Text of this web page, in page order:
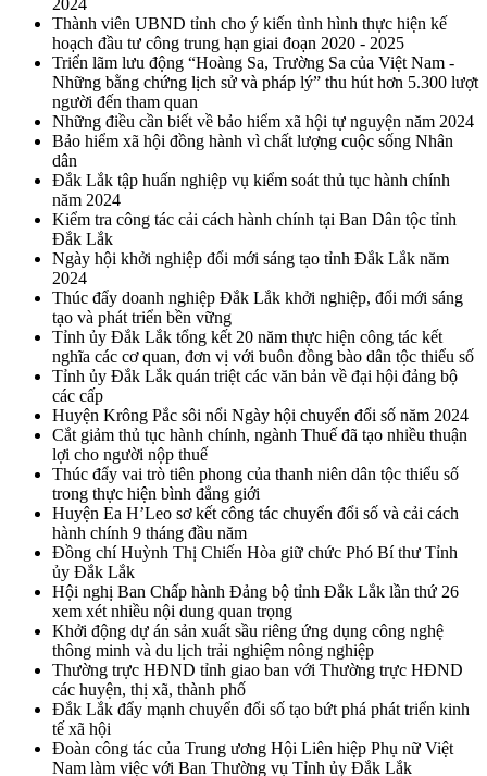
2024
Thành viên UBND tỉnh cho ý kiến tình hình thực hiện kế
hoạch đầu tư công trung hạn giai đoạn 2020 - 2025
Triển lãm lưu động “Hoàng Sa, Trường Sa của Việt Nam -
Những bằng chứng lịch sử và pháp lý” thu hút hơn 5.300 lượt
người đến tham quan
Những điều cần biết về bảo hiểm xã hội tự nguyện năm 2024
Bảo hiểm xã hội đồng hành vì chất lượng cuộc sống Nhân
dân
Đắk Lắk tập huấn nghiệp vụ kiểm soát thủ tục hành chính
năm 2024
Kiểm tra công tác cải cách hành chính tại Ban Dân tộc tỉnh
Đắk Lắk
Ngày hội khởi nghiệp đổi mới sáng tạo tỉnh Đắk Lắk năm
2024
Thúc đẩy doanh nghiệp Đắk Lắk khởi nghiệp, đổi mới sáng
tạo và phát triển bền vững
Tỉnh ủy Đắk Lắk tổng kết 20 năm thực hiện công tác kết
nghĩa các cơ quan, đơn vị với buôn đồng bào dân tộc thiểu số
Tỉnh ủy Đắk Lắk quán triệt các văn bản về đại hội đảng bộ
các cấp
Huyện Krông Pắc sôi nổi Ngày hội chuyển đổi số năm 2024
Cắt giảm thủ tục hành chính, ngành Thuế đã tạo nhiều thuận
lợi cho người nộp thuế
Thúc đẩy vai trò tiên phong của thanh niên dân tộc thiểu số
trong thực hiện bình đẳng giới
Huyện Ea H’Leo sơ kết công tác chuyển đổi số và cải cách
hành chính 9 tháng đầu năm
Đồng chí Huỳnh Thị Chiến Hòa giữ chức Phó Bí thư Tỉnh
ủy Đắk Lắk
Hội nghị Ban Chấp hành Đảng bộ tỉnh Đắk Lắk lần thứ 26
xem xét nhiều nội dung quan trọng
Khởi động dự án sản xuất sầu riêng ứng dụng công nghệ
thông minh và du lịch trải nghiệm nông nghiệp
Thường trực HĐND tỉnh giao ban với Thường trực HĐND
các huyện, thị xã, thành phố
Đắk Lắk đẩy mạnh chuyển đổi số tạo bứt phá phát triển kinh
tế xã hội
Đoàn công tác của Trung ương Hội Liên hiệp Phụ nữ Việt
Nam làm việc với Ban Thường vụ Tỉnh ủy Đắk Lắk